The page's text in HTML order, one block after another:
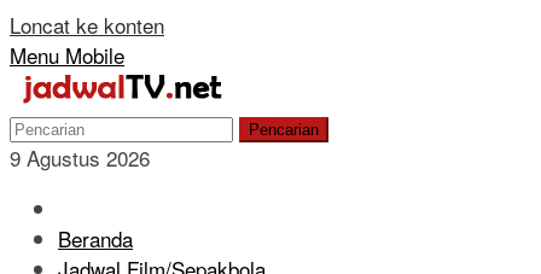
Loncat ke konten
Menu Mobile
Pencarian
9 Agustus 2026
Beranda